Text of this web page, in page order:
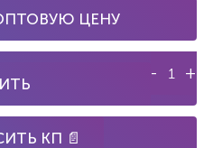
ЦЕНУ
- +
КП 📄